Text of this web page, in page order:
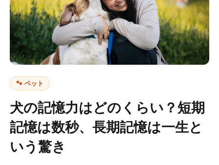
🐾 ペット
犬の記憶力はどのくらい？短期
記憶は数秒、長期記憶は一生と
いう驚き